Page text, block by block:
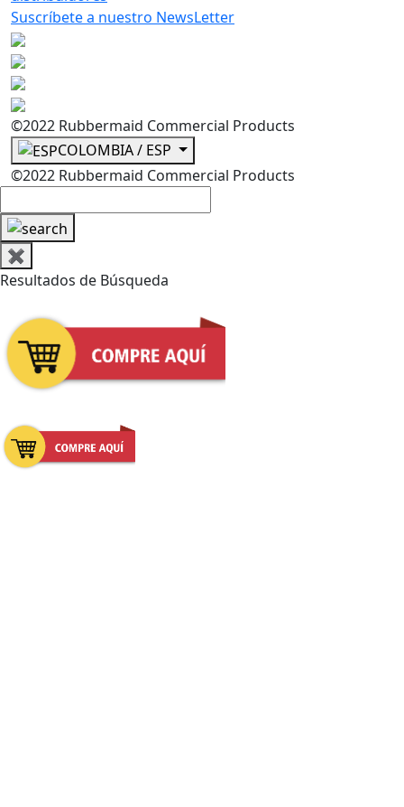
Suscríbete a nuestro NewsLetter
©2022 Rubbermaid Commercial Products
COLOMBIA / ESP
©2022 Rubbermaid Commercial Products
✖
Resultados de Búsqueda